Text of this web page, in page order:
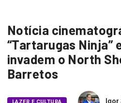
“Tartarugas Ninja” e
invadem o North
Barretos